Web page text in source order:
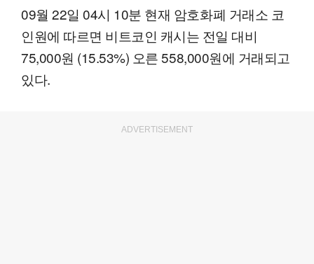
09월 22일 04시 10분 현재 암호화폐 거래소 코
인원에 따르면 비트코인 캐시는 전일 대비
75,000원 (15.53%) 오른 558,000원에 거래되고
있다.
ADVERTISEMENT